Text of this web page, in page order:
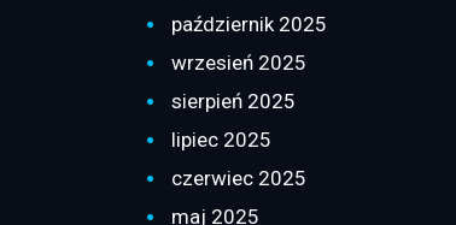
październik 2025
wrzesień 2025
sierpień 2025
lipiec 2025
czerwiec 2025
maj 2025